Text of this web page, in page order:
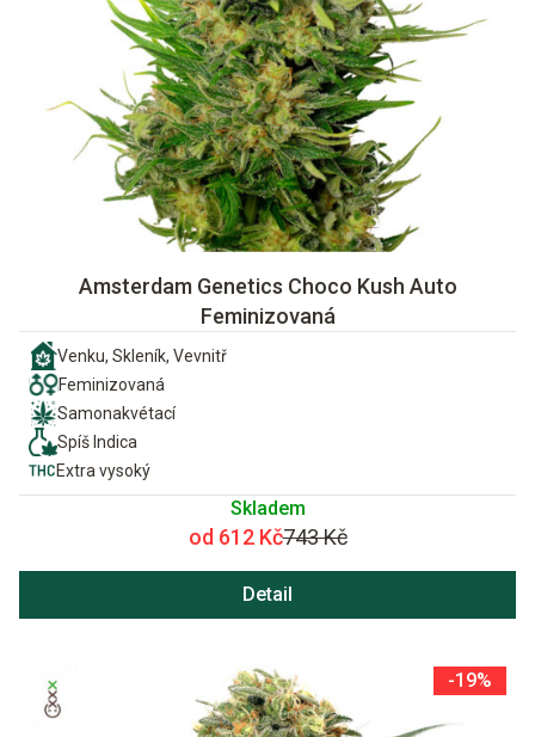
Amsterdam Genetics Choco Kush Auto
Feminizovaná
Venku, Skleník, Vevnitř
Feminizovaná
Samonakvétací
Spíš Indica
Extra vysoký
Skladem
od 612 Kč743 Kč
Detail
-19%